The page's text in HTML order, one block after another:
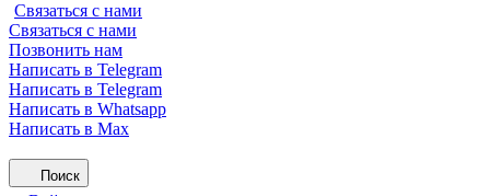
Связаться с нами
Связаться с нами
Позвонить нам
Написать в Telegram
Написать в Telegram
Написать в Whatsapp
Написать в Max
Поиск